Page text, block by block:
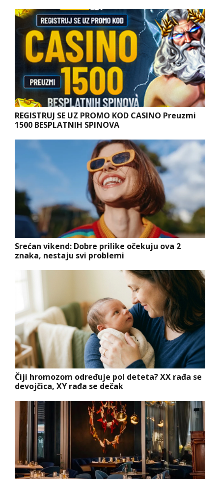
REGISTRUJ SE UZ PROMO KOD CASINO Preuzmi
1500 BESPLATNIH SPINOVA
Srećan vikend: Dobre prilike očekuju ova 2
znaka, nestaju svi problemi
Čiji hromozom određuje pol deteta? XX rađa se
devojčica, XY rađa se dečak